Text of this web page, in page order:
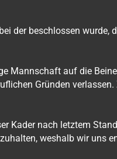
der beschlossen wurde,
auf die
Gründen
nach letztem
weshalb wir uns